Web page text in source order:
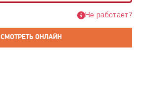
СМОТРЕТЬ ОНЛАЙН
Не работает?